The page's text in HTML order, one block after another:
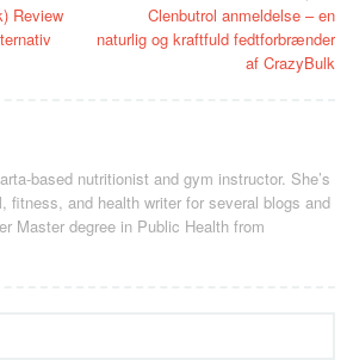
Review
Clenbutrol anmeldelse – en
naturlig og kraftfuld fedtforbrænder
af CrazyBulk
based nutritionist and gym instructor. She’s
fitness, and health writer for several blogs and
Master degree in Public Health from